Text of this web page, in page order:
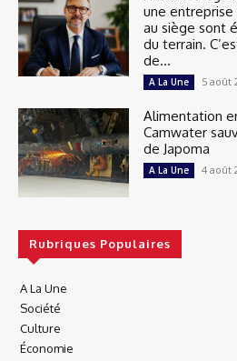
une entreprise
au siège sont
du terrain.
de...
A La Une 5 août
Alimentation
Camwater
de Japoma
A La Une 4 août
Rubriques Populaires
A La Une
Société
Culture
Économie